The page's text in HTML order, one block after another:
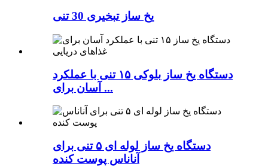
یخ ساز تبخیری 30 تنی
دستگاه یخ ساز بلوکی ۱۵ تنی با عملکرد
آسان برای ...
دستگاه یخ ساز لوله ای ۵ تنی برای
آناناس پوست کنده